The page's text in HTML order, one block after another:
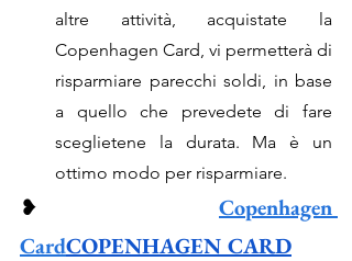
altre attività, acquistate la
Copenhagen Card, vi permetterà di
risparmiare parecchi soldi, in base
a quello che prevedete di fare
sceglietene la durata. Ma è un
ottimo modo per risparmiare.
❥ Copenhagen
CardCOPENHAGEN CARD